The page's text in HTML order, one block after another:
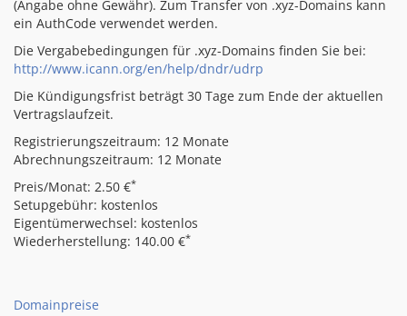
(Angabe ohne Gewähr). Zum Transfer von .xyz-Domains kann
ein AuthCode verwendet werden.
Die Vergabebedingungen für .xyz-Domains finden Sie bei:
http://www.icann.org/en/help/dndr/udrp
Die Kündigungsfrist beträgt 30 Tage zum Ende der aktuellen
Vertragslaufzeit.
Registrierungszeitraum: 12 Monate
Abrechnungszeitraum: 12 Monate
Preis/Monat: 2.50 €*
Setupgebühr: kostenlos
Eigentümerwechsel: kostenlos
Wiederherstellung: 140.00 €*
Domainpreise